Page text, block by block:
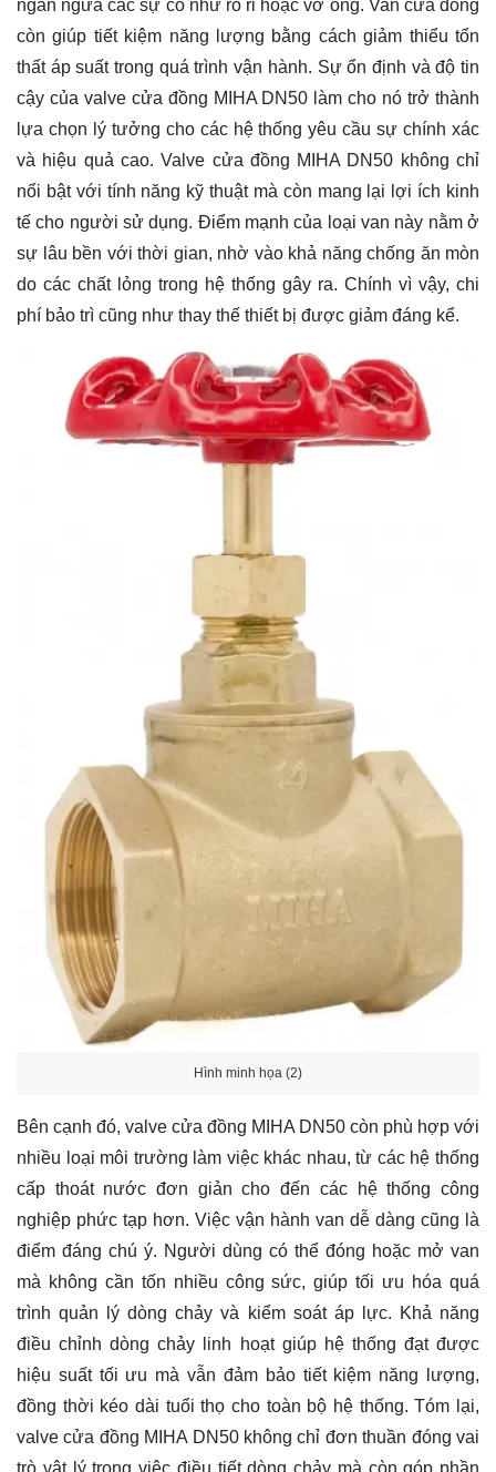
ngăn ngừa các sự cố như rò rỉ hoặc vỡ ống. Van cửa đồng
còn giúp tiết kiệm năng lượng bằng cách giảm thiểu tổn
thất áp suất trong quá trình vận hành. Sự ổn định và độ tin
cậy của valve cửa đồng MIHA DN50 làm cho nó trở thành
lựa chọn lý tưởng cho các hệ thống yêu cầu sự chính xác
và hiệu quả cao. Valve cửa đồng MIHA DN50 không chỉ
nổi bật với tính năng kỹ thuật mà còn mang lại lợi ích kinh
tế cho người sử dụng. Điểm mạnh của loại van này nằm ở
sự lâu bền với thời gian, nhờ vào khả năng chống ăn mòn
do các chất lỏng trong hệ thống gây ra. Chính vì vậy, chi
phí bảo trì cũng như thay thế thiết bị được giảm đáng kể.
Hình minh họa (2)
Bên cạnh đó, valve cửa đồng MIHA DN50 còn phù hợp với
nhiều loại môi trường làm việc khác nhau, từ các hệ thống
cấp thoát nước đơn giản cho đến các hệ thống công
nghiệp phức tạp hơn. Việc vận hành van dễ dàng cũng là
điểm đáng chú ý. Người dùng có thể đóng hoặc mở van
mà không cần tốn nhiều công sức, giúp tối ưu hóa quá
trình quản lý dòng chảy và kiểm soát áp lực. Khả năng
điều chỉnh dòng chảy linh hoạt giúp hệ thống đạt được
hiệu suất tối ưu mà vẫn đảm bảo tiết kiệm năng lượng,
đồng thời kéo dài tuổi thọ cho toàn bộ hệ thống. Tóm lại,
valve cửa đồng MIHA DN50 không chỉ đơn thuần đóng vai
trò vật lý trong việc điều tiết dòng chảy mà còn góp phần